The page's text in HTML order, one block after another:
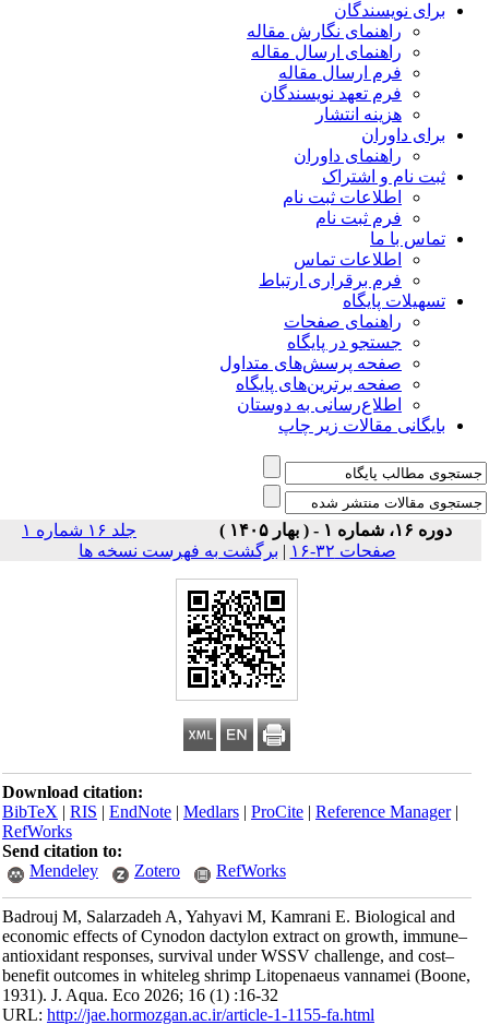
برای نویسندگان
راهنمای نگارش مقاله
راهنمای ارسال مقاله
فرم ارسال مقاله
فرم تعهد نویسندگان
هزینه انتشار
برای داوران
راهنمای داوران
ثبت نام و اشتراک
اطلاعات ثبت نام
فرم ثبت نام
تماس با ما
اطلاعات تماس
فرم برقراری ارتباط
تسهیلات پایگاه
راهنمای صفحات
جستجو در پایگاه
صفحه پرسش‌های متداول
صفحه برترین‌های پایگاه
اطلاع‌رسانی به دوستان
بایگانی مقالات زیر چاپ
دوره ۱۶، شماره ۱ - ( بهار ۱۴۰۵ )
جلد ۱۶ شماره ۱
صفحات ۳۲-۱۶
| برگشت به فهرست نسخه ها
Download citation:
BibTeX|RIS|EndNote|Medlars|ProCite|Reference Manager
RefWorks
Send citation to:
Mendeley
Zotero RefWorks
Badrouj M, Salarzadeh A, Yahyavi M, Kamrani E. Biological and
economic effects of Cynodon dactylon extract on growth, immune–
antioxidant responses, survival under WSSV challenge, and cost–
benefit outcomes in whiteleg shrimp Litopenaeus vannamei (Boone,
1931). J. Aqua. Eco 2026; 16 (1) :16-32
URL:http://jae.hormozgan.ac.ir/article-1-1155-fa.html